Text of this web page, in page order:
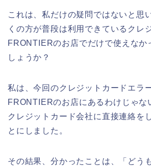
これは、私だけの疑問ではないと思
くの方が普段は利用できているクレ
FRONTIERのお店でだけで使えなか
しょうか？
私は、今回のクレジットカードエラ
FRONTIERのお店にあるわけじゃな
クレジットカード会社に直接連絡を
とにしました。
その結果、分かったことは、「どう